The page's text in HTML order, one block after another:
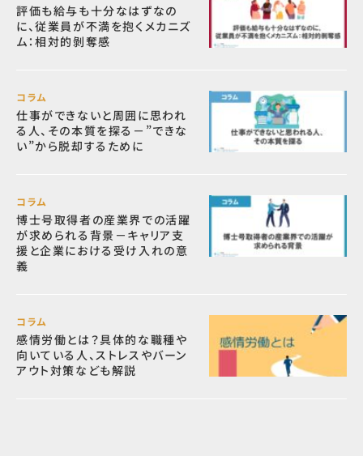
評価も給与も十分なはずなの
に、従業員が不満を抱くメカニズ
ム：相対的剝奪感
コラム
仕事ができないと周囲に思われ
る人、その本質を探る－”できな
い”から脱却するために
コラム
博士号取得者の産業界での活躍
が求められる背景－キャリア支
援と企業における受け入れの意
義
コラム
感情労働とは？具体的な職種や
向いている人、ストレスやバーン
アウト対策なども解説